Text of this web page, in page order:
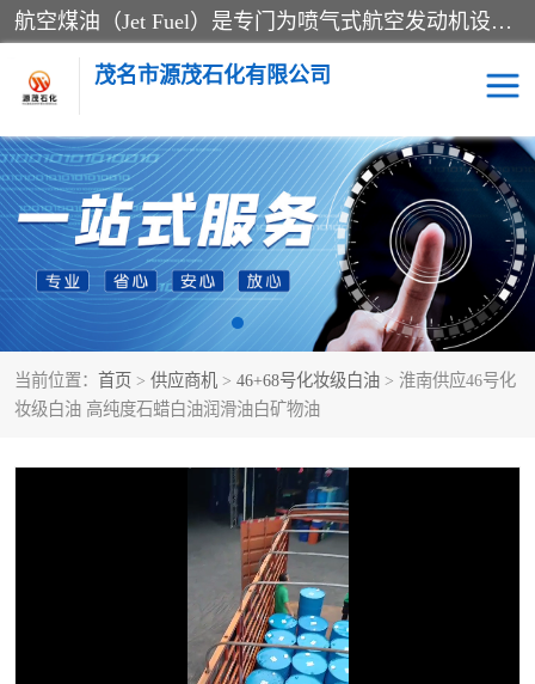
航空煤油（Jet Fuel）是专门为喷气式航空发动机设计的高纯度燃料，主要分为Jet A、Jet A-1和Jet B等类型。其特点是闪点高、低温流动性好，并添加了抗静电剂和抗氧化剂以确保飞行安全。航空煤油需
茂名市源茂石化有限公司
当前位置： 首页 > 供应商机 > 46+68号化妆级白油 > 淮南供应46号化
妆级白油 高纯度石蜡白油润滑油白矿物油
RP3航空煤油 D20+D30溶剂油
D40+D60溶剂油 D80+D100溶剂油
6号+120号溶剂油 260号溶剂油
异构烷烃 天然乳胶
46+68号化妆级白油